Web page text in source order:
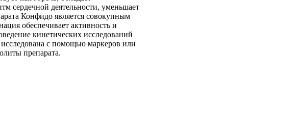
сердечной деятельности, уменьшает
Конфидо является совокупным
обеспечивает активность и
кинетических исследований
с помощью маркеров или
препарата.